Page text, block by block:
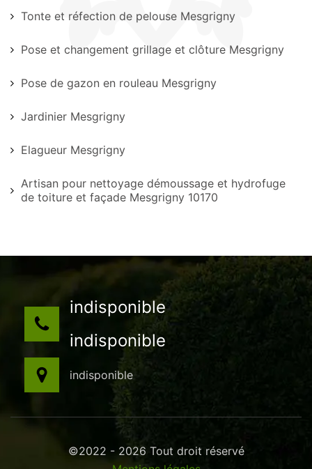
Tonte et réfection de pelouse Mesgrigny
Pose et changement grillage et clôture Mesgrigny
Pose de gazon en rouleau Mesgrigny
Jardinier Mesgrigny
Elagueur Mesgrigny
Artisan pour nettoyage démoussage et hydrofuge
de toiture et façade Mesgrigny 10170
indisponible
indisponible
indisponible
©2022 - 2026 Tout droit réservé